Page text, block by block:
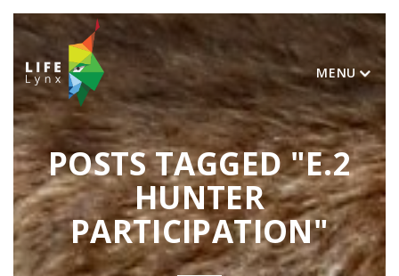
MENU
POSTS TAGGED "E.2
HUNTER
PARTICIPATION"